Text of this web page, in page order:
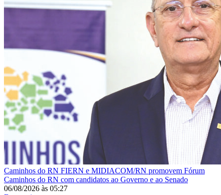
Caminhos do RN FIERN e MIDIACOM/RN promovem Fórum
Caminhos do RN com candidatos ao Governo e ao Senado
06/08/2026 às 05:27